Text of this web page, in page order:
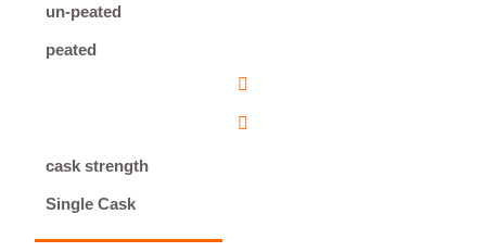
un-peated
peated
cask strength
Single Cask